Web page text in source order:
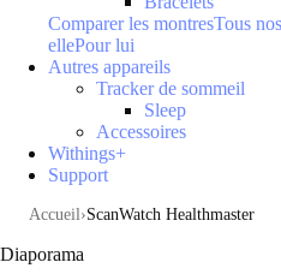
Comparer les montresTous
ellePour lui
Autres appareils
Tracker de sommeil
Sleep
Accessoires
Withings+
Support
Accueil ScanWatch Healthmaster
Diaporama